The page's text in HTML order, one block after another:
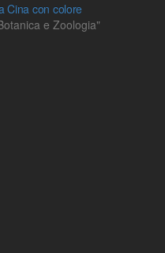
Cina con colore
e Zoologia"